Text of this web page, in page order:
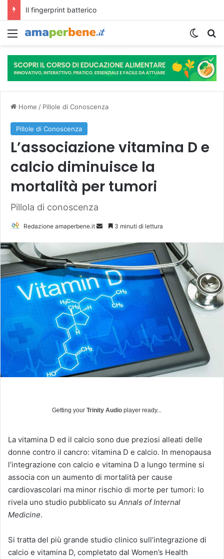
Menu
Home / Pillole di Conoscenza
Pillole di Conoscenza
L’associazione vitamina D e
calcio diminuisce la
mortalità per tumori
Pillola di conoscenza
Redazione amaperbene.it
v
i
a
n
'
m
l
3 minuti di lettura
Getting your Trinity Audio player ready...
La vitamina D ed il calcio sono due preziosi alleati delle
donne contro il cancro: vitamina D e calcio. In menopausa
l’integrazione con calcio e vitamina D a lungo termine si
associa con un aumento di mortalità per cause
cardiovascolari ma minor rischio di morte per tumori: lo
rivela uno studio pubblicato su Annals of Internal
Medicine.
Si tratta del più grande studio clinico sull’integrazione di
calcio e vitamina D, completato dal Women’s Health